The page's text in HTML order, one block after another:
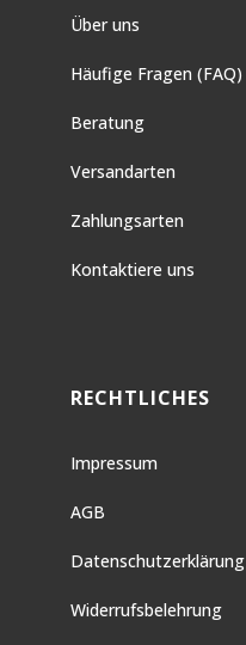
Über uns
Häufige Fragen (FAQ)
Beratung
Versandarten
Zahlungsarten
Kontaktiere uns
RECHTLICHES
Impressum
AGB
Datenschutzerklärung
Widerrufsbelehrung